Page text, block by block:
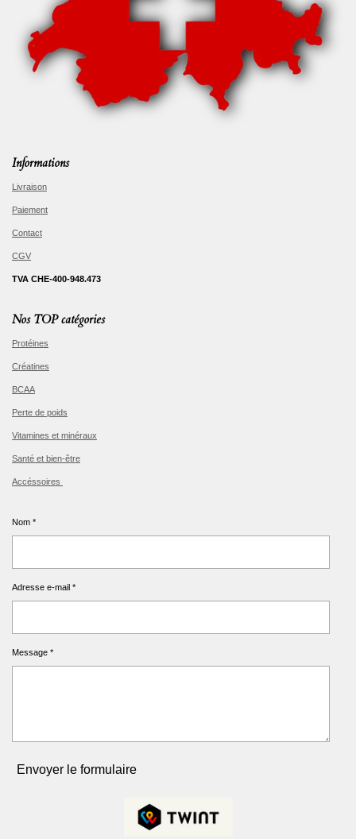
Informations
Livraison
Paiement
Contact
CGV
TVA CHE-400-948.473
Nos TOP catégories
Protéines
Créatines
BCAA
Perte de poids
Vitamines et minéraux
Santé et bien-être
Accéssoires
Nom *
Adresse e-mail *
Message *
Envoyer le formulaire